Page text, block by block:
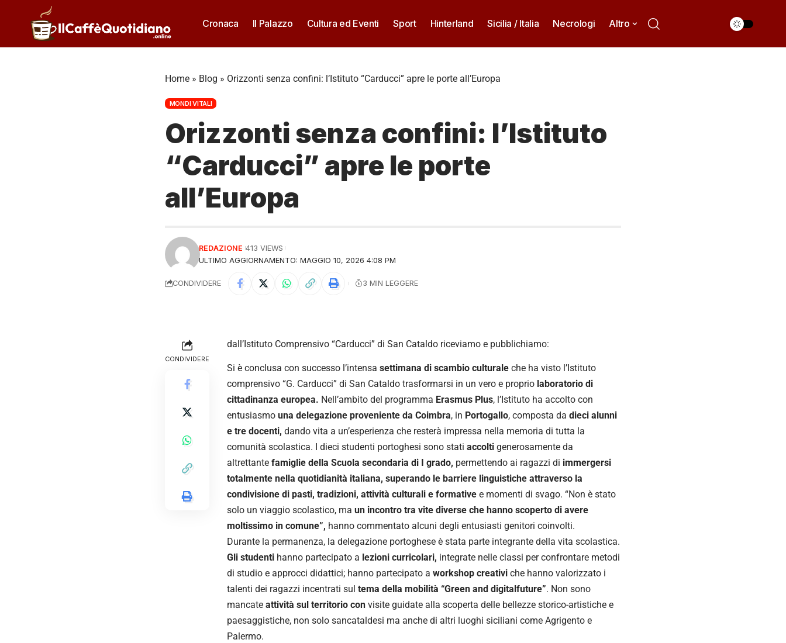
Cronaca Il Palazzo Cultura ed Eventi Sport Hinterland Sicilia / Italia Necrologi Altro
Home » Blog » Orizzonti senza confini: l’Istituto “Carducci” apre le porte all’Europa
MONDI VITALI
Orizzonti senza confini: l’Istituto
“Carducci” apre le porte
all’Europa
ULTIMO AGGIORNAMENTO: MAGGIO 10, 2026 4:08 PM
REDAZIONE 413 VIEWS
CONDIVIDERE 3 MIN LEGGERE
CONDIVIDERE
dall’Istituto Comprensivo “Carducci” di San Cataldo riceviamo e pubblichiamo:
Si è conclusa con successo l’intensa settimana di scambio culturale che ha visto l’Istituto
comprensivo “G. Carducci” di San Cataldo trasformarsi in un vero e proprio laboratorio di
cittadinanza europea. Nell’ambito del programma Erasmus Plus, l’Istituto ha accolto con
entusiasmo una delegazione proveniente da Coimbra, in Portogallo, composta da dieci alunni
e tre docenti, dando vita a un’esperienza che resterà impressa nella memoria di tutta la
comunità scolastica. I dieci studenti portoghesi sono stati accolti generosamente da
altrettante famiglie della Scuola secondaria di I grado, permettendo ai ragazzi di immergersi
totalmente nella quotidianità italiana, superando le barriere linguistiche attraverso la
condivisione di pasti, tradizioni, attività culturali e formative e momenti di svago. “Non è stato
solo un viaggio scolastico, ma un incontro tra vite diverse che hanno scoperto di avere
moltissimo in comune”, hanno commentato alcuni degli entusiasti genitori coinvolti.
Durante la permanenza, la delegazione portoghese è stata parte integrante della vita scolastica.
Gli studenti hanno partecipato a lezioni curricolari, integrate nelle classi per confrontare metodi
di studio e approcci didattici; hanno partecipato a workshop creativi che hanno valorizzato i
talenti dei ragazzi incentrati sul tema della mobilità “Green and digitalfuture”. Non sono
mancate attività sul territorio con visite guidate alla scoperta delle bellezze storico-artistiche e
paesaggistiche, non solo sancataldesi ma anche di altri luoghi siciliani come Agrigento e
Palermo.